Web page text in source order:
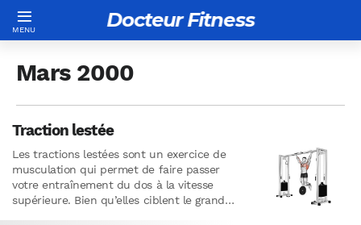
Docteur Fitness
Mars 2000
Traction lestée
Les tractions lestées sont un exercice de
musculation qui permet de faire passer
votre entraînement du dos à la vitesse
supérieure. Bien qu’elles ciblent le grand